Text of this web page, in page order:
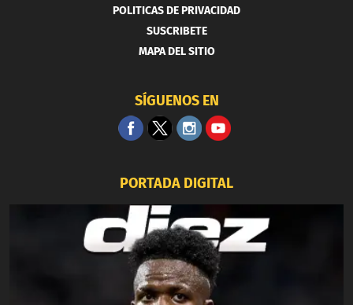
POLITICAS DE PRIVACIDAD
SUSCRIBETE
MAPA DEL SITIO
SÍGUENOS EN
PORTADA DIGITAL